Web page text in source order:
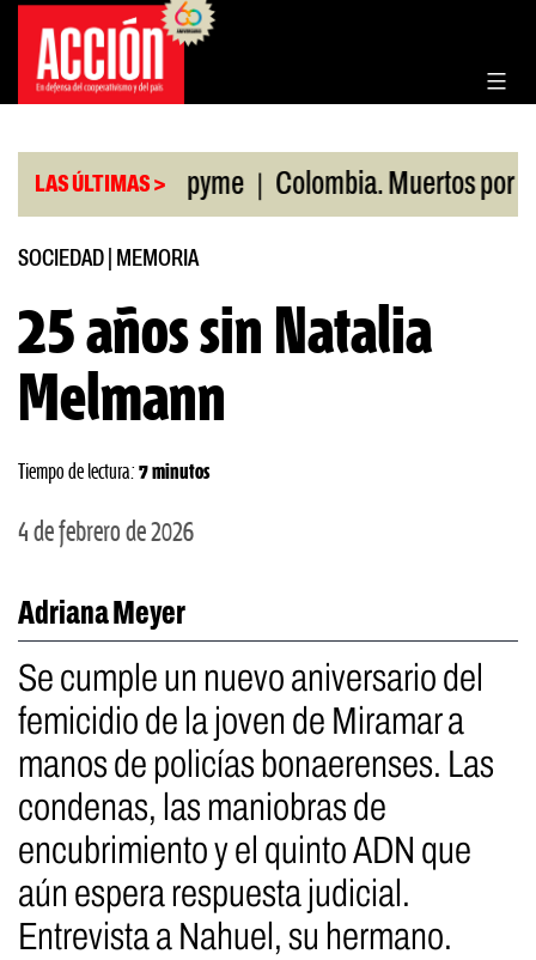
Saltar
contenido
LAS ÚLTIMAS >
pyme Colombia. Muertos por
SOCIEDAD MEMORIA
25 años sin Natalia
Melmann
Tiempo de lectura: 7 minutos
4 de febrero de 2026
Adriana Meyer
Se cumple un nuevo aniversario del
femicidio de la joven de Miramar a
manos de policías bonaerenses. Las
condenas, las maniobras de
encubrimiento y el quinto ADN que
aún espera respuesta judicial.
Entrevista a Nahuel, su hermano.